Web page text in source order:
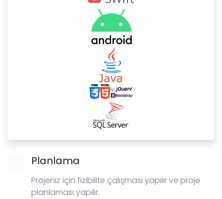
Planlama
Projeniz için fizibilite çalışması yapılır ve proje
planlaması yapılır.